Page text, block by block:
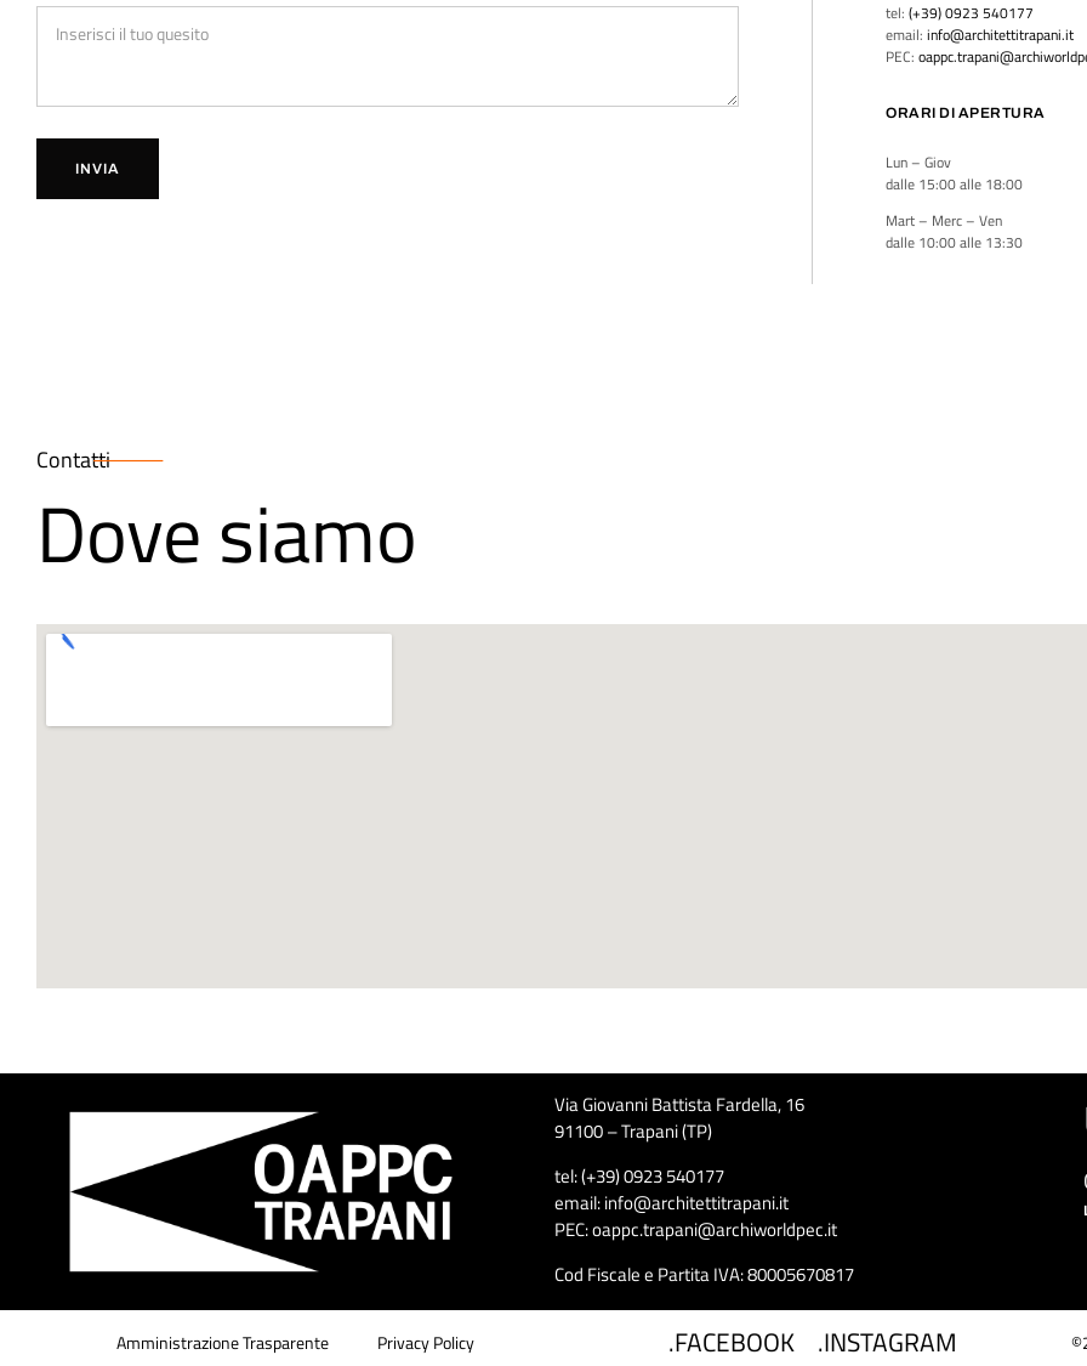
INVIA
tel: (+39) 0923 540177
email: info@architettitrapani.it
PEC:
ORARI DI APERTURA
Lun – Giov
dalle 15:00 alle 18:00
Mart – Merc – Ven
dalle 10:00 alle 13:30
Contatti
Dove siamo
Via Giovanni Battista Fardella, 16
91100 – Trapani (TP)
tel: (+39) 0923 540177
email: info@architettitrapani.it
PEC: oappc.trapani@archiworldpec.it
Cod Fiscale e Partita IVA: 80005670817
Amministrazione Trasparente Privacy Policy .FACEBOOK .INSTAGRAM